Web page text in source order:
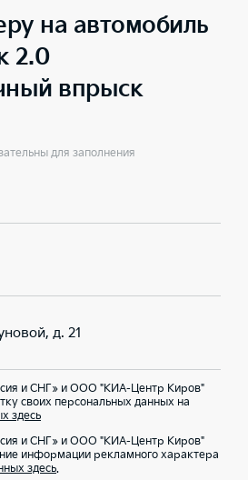
на автомобиль
2.0
впрыск
для заполнения
д. 21
и СНГ» и ООО "КИА-Центр Киров"
своих персональных данных на
здесь
и СНГ» и ООО "КИА-Центр Киров"
информации рекламного характера
здесь.